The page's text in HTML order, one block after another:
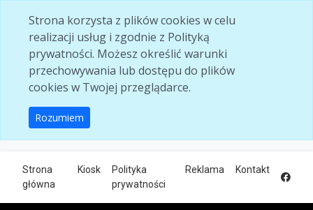
Strona korzysta z plików cookies w celu
realizacji usług i zgodnie z Polityką
prywatności. Możesz określić warunki
przechowywania lub dostępu do plików
cookies w Twojej przeglądarce.
Rozumiem
Strona
główna
Kiosk
Polityka
prywatności
Reklama Kontakt